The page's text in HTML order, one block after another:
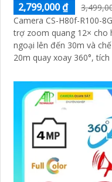
2,799,000 ₫
Camera CS-H80f-R100-
trợ zoom quang 12× cho
ngoại lên đến 30m và
20m quay xoay 360°,
Đạt chuẩn IP67 có khả
động ổn định trong mọi